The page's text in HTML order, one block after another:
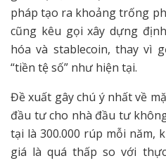
pháp tạo ra khoảng trống
cũng kêu gọi xây dựng
hóa và stablecoin, thay vì
“tiền tệ số” như hiện tại.
Đề xuất gây chú ý nhất về
đầu tư cho nhà đầu tư
tại là 300.000 rúp mỗi năm,
giá là quá thấp so với